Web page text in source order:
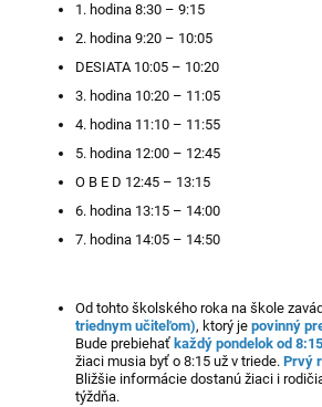
1. hodina 8:30 – 9:15
2. hodina 9:20 – 10:05
DESIATA 10:05 – 10:20
3. hodina 10:20 – 11:05
4. hodina 11:10 – 11:55
5. hodina 12:00 – 12:45
O B E D 12:45 – 13:15
6. hodina 13:15 – 14:00
7. hodina 14:05 – 14:50
Od tohto školského roka na škole
triednym učiteľom), ktorý jepovinný
Bude prebiehať každý pondelok od
žiaci musia byť o 8:15 už v triede.Prvý
Bližšie informácie dostanú žiaci i
týždňa.